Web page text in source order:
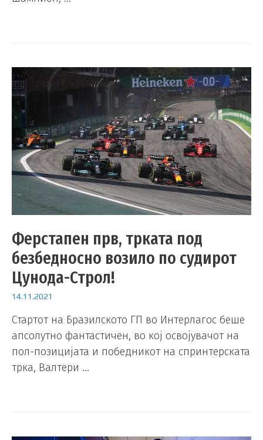
Ферстапен прв, трката под
безбедносно возило по судирот
Цунода-Строл!
14.11.2021
Стартот на Бразилското ГП во Интерлагос беше
апсолутно фантастичен, во кој освојувачот на
пол-позицијата и победникот на спринтерската
трка, Валтери …